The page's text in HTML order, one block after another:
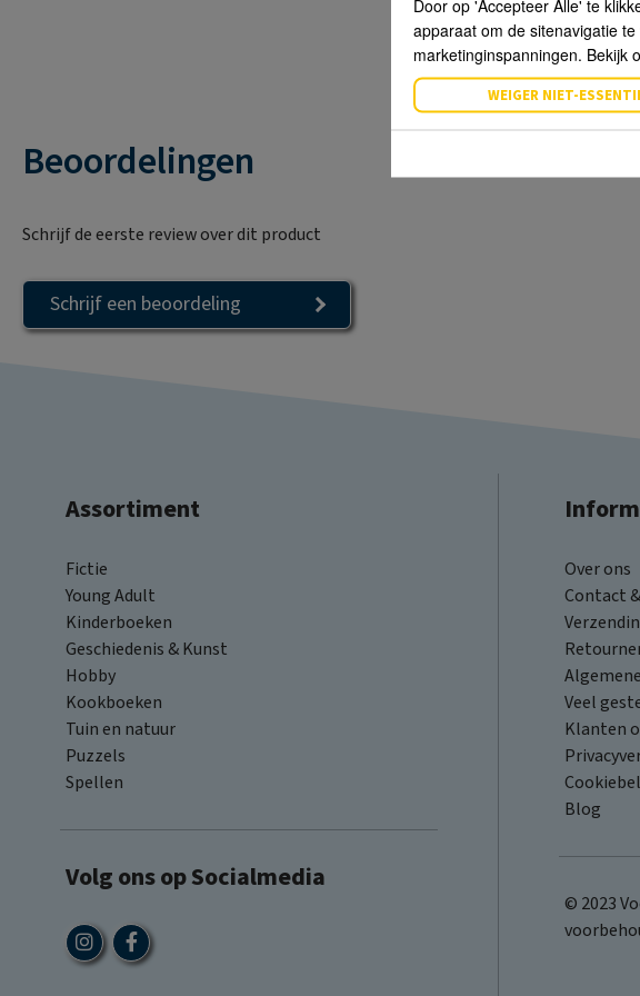
Beoordelingen
Schrijf de eerste review over dit product
Schrijf een beoordeling
Assortiment
Fictie
Young Adult
Kinderboeken
Geschiedenis & Kunst
Hobby
Kookboeken
Tuin en natuur
Puzzels
Spellen
Volg ons op Socialmedia
Over ons
Contact
Veel
Klanten
Blog
© 2023
Door op 'Accepteer Alle' te
apparaat om de sitenavigatie
marketinginspanningen. Bekijk
WEIGER NIET-